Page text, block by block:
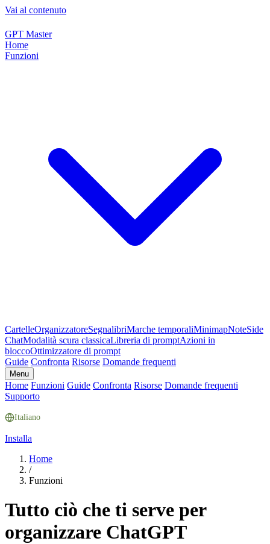
Vai al contenuto
GPT Master
Home
Funzioni
CartelleOrganizzatoreSegnalibriMarche temporaliMinimapNoteSide
ChatModalità scura classicaLibreria di promptAzioni in
bloccoOttimizzatore di prompt
Guide Confronta Risorse Domande frequenti
Menu
Home Funzioni Guide Confronta Risorse Domande frequenti
Supporto
Italiano
Installa
Home
/
Funzioni
Tutto ciò che ti serve per
organizzare ChatGPT